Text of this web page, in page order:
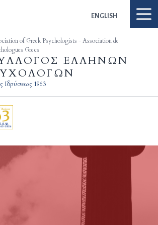
ENGLISH
of Greek Psychologists - Association de
Grecs
ΕΛΛΗΝΩΝ
Ιδρύσεως 1963